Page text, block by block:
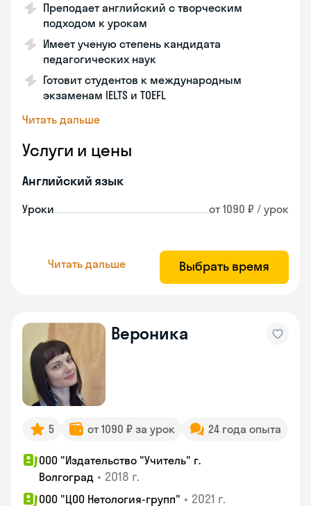
Преподает английский с творческим
подходом к урокам
Имеет ученую степень кандидата
педагогических наук
Готовит студентов к международным
экзаменам IELTS и TOEFL
Читать дальше
Услуги и цены
Английский язык
Уроки от 1090 ₽ / урок
Читать дальше Выбрать время
Вероника
5 от 1090 ₽ за урок 24 года опыта
ООО "Издательство "Учитель" г.
Волгоград • 2018 г.
ООО "ЦОО Нетология-групп" • 2021 г.